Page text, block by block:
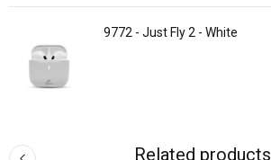
9772 - Just Fly 2 - White
Related products